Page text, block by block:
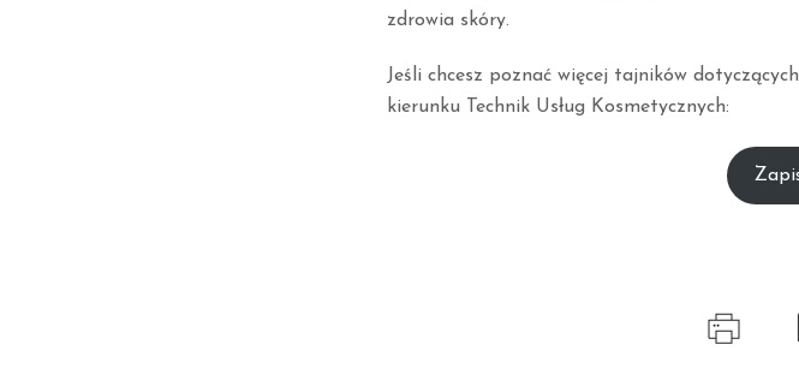
zdrowia skóry.
Jeśli chcesz poznać więcej tajników
kierunku Technik Usług Kosmetycznych: